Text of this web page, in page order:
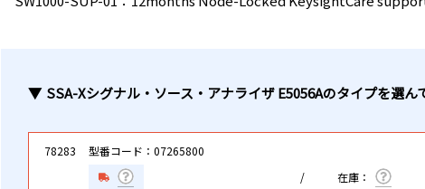
SSA-Xシグナル・ソース・アナライザ E5056Aのタイプを選ん
78283
型番コード：07265800